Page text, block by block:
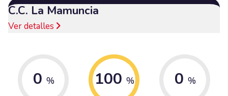
C.C. La Mamuncia
Ver detalles
0 % 100 % 0 %